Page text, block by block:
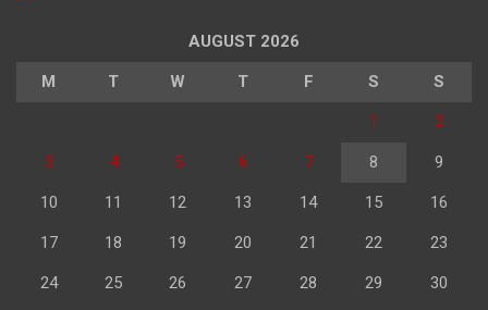
AUGUST 2026
M T W T F S S
1 2
3 4 5 6 7 8 9
10 11 12 13 14 15 16
17 18 19 20 21 22 23
24 25 26 27 28 29 30